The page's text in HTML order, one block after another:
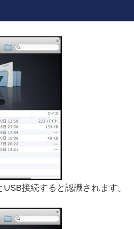
接続すると認識されます。